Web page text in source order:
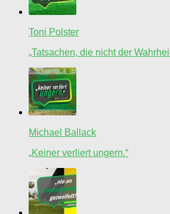
Toni Polster
„Tatsachen, die nicht der
Michael Ballack
„Keiner verliert ungern.“